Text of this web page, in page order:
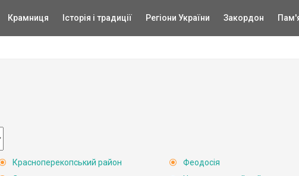
Крамниця Історія і традиції Регіони України Закордон
Красноперекопський район
Феодосія